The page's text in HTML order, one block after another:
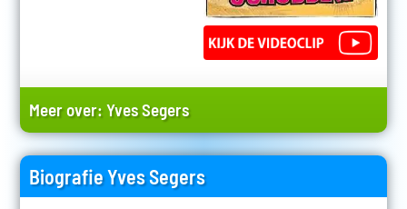
Meer over:Yves Segers
Biografie Yves Segers